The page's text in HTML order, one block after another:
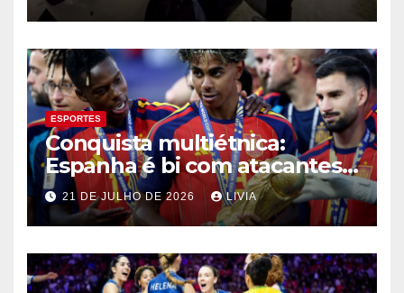
ESPORTES
Conquista multiétnica:
Espanha é bi com atacantes
filhos de imigrantes
21 DE JULHO DE 2026 LIVIA